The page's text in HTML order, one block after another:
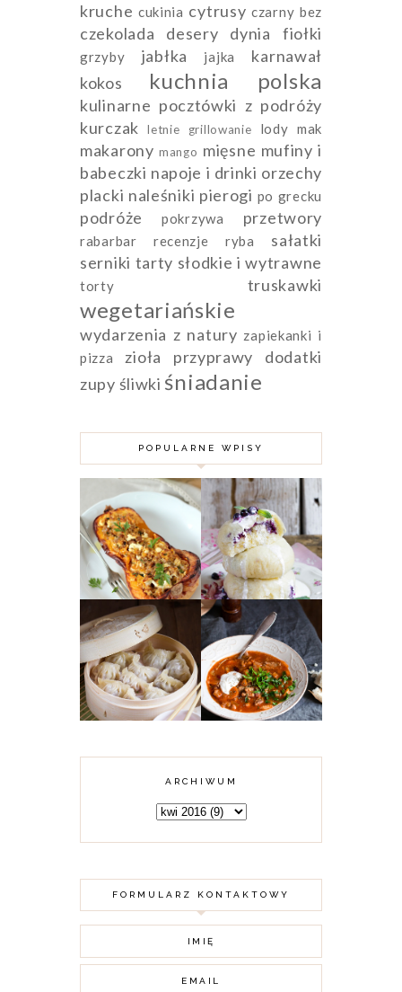
kruche cukinia cytrusy czarny bez
czekolada desery dynia fiołki
grzyby jabłka jajka
karnawał
kokos
kuchnia polska
kulinarne pocztówki z podróży
kurczak
letnie grillowanie lody mak
makarony mango mięsne mufiny i
babeczki napoje i drinki orzechy
placki naleśniki pierogi po grecku
podróże pokrzywa przetwory
rabarbar recenzje ryba
sałatki
serniki tarty słodkie i wytrawne
torty truskawki
wegetariańskie
wydarzenia z natury zapiekanki i
pizza
zioła przyprawy dodatki
zupy śliwki śniadanie
POPULARNE WPISY
DYNIA PIŻMOWA
FASZEROWANA
MIĘSEM
MIELONYM,
KUSKUSEM I
FETĄ
PAMPUCHY Z
JAGODAMI
CHIŃSKIE
PIEROŻKI DIM
SUM Z MIĘSEM
KARMUSZKA -
ZUPA GULASZOWA
Z WARMII I
MAZUR
ARCHIWUM
FORMULARZ KONTAKTOWY